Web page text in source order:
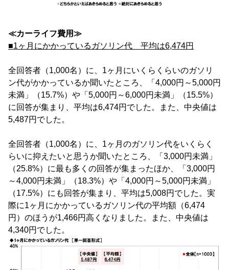
≪カーライフ費用≫
■1ヶ月にかかっているガソリン代 平均は6,474円
全回答者（1,000名）に、1ヶ月にいくらくらいのガソリ
ン代がかかっているか聞いたところ、「4,000円～5,000円
未満」（15.7%）や「5,000円～6,000円未満」（15.5%）
に回答が集まり、平均は6,474円でした。また、中央値は
5,487円でした。
全回答者（1,000名）に、1ヶ月のガソリン代をいくらく
らいに抑えたいと思うか聞いたところ、「3,000円未満」
（25.8%）に最も多くの回答が集まったほか、「3,000円
～4,000円未満」（18.3%）や「4,000円～5,000円未満」
（17.5%）にも回答が集まり、平均は5,008円でした。実
際に1ヶ月にかかっているガソリン代の平均額（6,474
円）のほうが1,466円高くなりました。また、中央値は
4,340円でした。